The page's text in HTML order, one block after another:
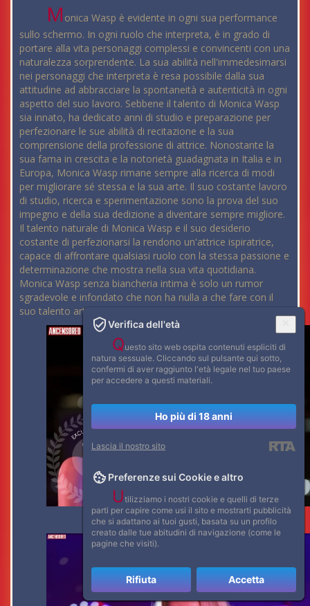
M onica Wasp è evidente in ogni sua performance
sullo schermo. In ogni ruolo che interpreta, è in grado di
portare alla vita personaggi complessi e convincenti con una
naturalezza sorprendente. La sua abilità nell'immedesimarsi
nei personaggi che interpreta è resa possibile dalla sua
attitudine ad abbracciare la spontaneità e autenticità in ogni
aspetto del suo lavoro. Sebbene il talento di Monica Wasp
sia innato, ha dedicato anni di studio e preparazione per
perfezionare le sue abilità di recitazione e la sua
comprensione della professione di attrice. Nonostante la
sua fama in crescita e la notorietà guadagnata in Italia e in
Europa, Monica Wasp rimane sempre alla ricerca di modi
per migliorare sé stessa e la sua arte. Il suo costante lavoro
di studio, ricerca e sperimentazione sono la prova del suo
impegno e della sua dedizione a diventare sempre migliore.
Il talento naturale di Monica Wasp e il suo desiderio
costante di perfezionarsi la rendono un'attrice ispiratrice,
capace di affrontare qualsiasi ruolo con la stessa passione e
determinazione che mostra nella sua vita quotidiana.
Monica Wasp senza biancheria intima è solo un rumor
sgradevole e infondato che non ha nulla a che fare con il
suo talento artistico.
Verifica dell'età
Questo sito web ospita contenuti espliciti di
natura sessuale. Cliccando sul pulsante qui sotto,
confermi di aver raggiunto l'età legale nel tuo paese
per accedere a questi materiali.
Ho più di 18 anni
Lascia il nostro sito
Preferenze sui Cookie e altro
Utilizziamo i nostri cookie e quelli di terze
parti per capire come usi il sito e mostrarti pubblicità
che si adattano ai tuoi gusti, basata su un profilo
creato dalle tue abitudini di navigazione (come le
pagine che visiti).
Rifiuta Accetta